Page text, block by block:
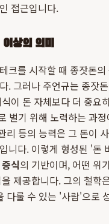
접근입니다.
상의 의미
크를 시작할 때 종잣돈
. 그러나 주언규는 종잣
이 돈 자체보다 더 중요
벌기 위해 노력하는 과
리 등의 능력은 그 돈이
니다. 이렇게 형성된 '돈
식의 기반이며, 어떤 위
제공합니다. 그의 철학
다룰 수 있는 '사람'으로